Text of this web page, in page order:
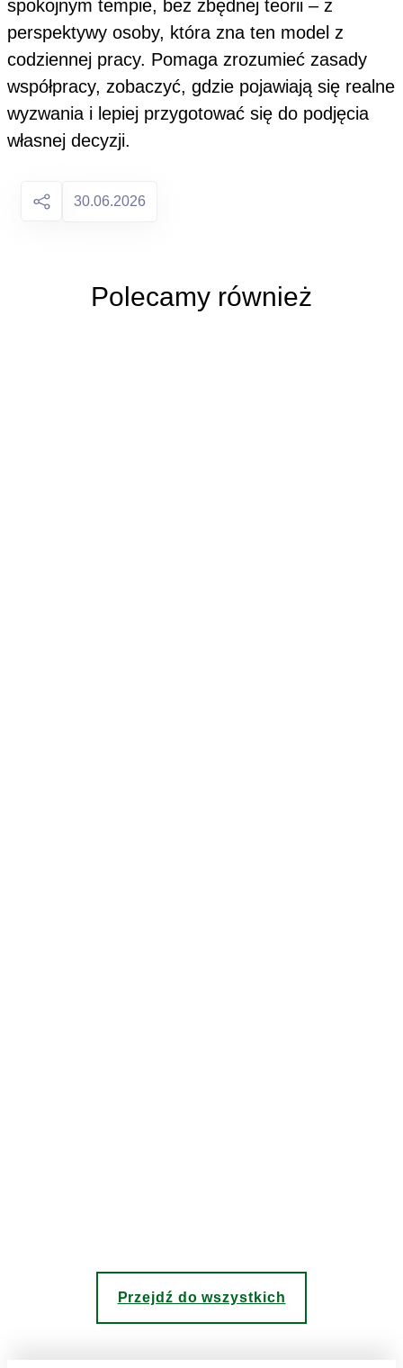
spokojnym tempie, bez zbędnej teorii – z
perspektywy osoby, która zna ten model z
codziennej pracy. Pomaga zrozumieć zasady
współpracy, zobaczyć, gdzie pojawiają się realne
wyzwania i lepiej przygotować się do podjęcia
własnej decyzji.
30.06.2026
Polecamy również
Przejdź do wszystkich